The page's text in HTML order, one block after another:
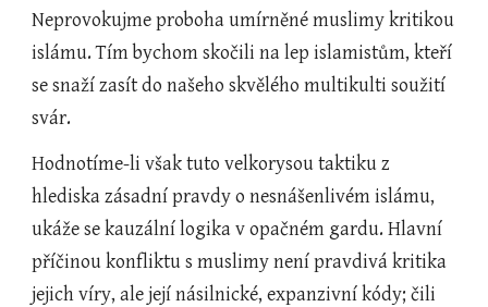
Neprovokujme proboha umírněné muslimy kritikou
islámu. Tím bychom skočili na lep islamistům, kteří
se snaží zasít do našeho skvělého multikulti soužití
svár.
Hodnotíme-li však tuto velkorysou taktiku z
hlediska zásadní pravdy o nesnášenlivém islámu,
ukáže se kauzální logika v opačném gardu. Hlavní
příčinou konfliktu s muslimy není pravdivá kritika
jejich víry, ale její násilnické, expanzivní kódy; čili